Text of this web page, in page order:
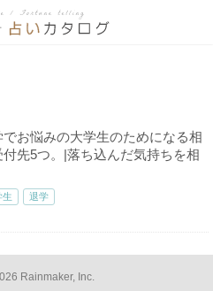
でお悩みの大学生のためになる相
付先5つ。|落ち込んだ気持ちを相
生 退学
Rainmaker, Inc.